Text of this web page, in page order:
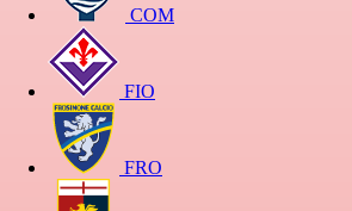
COM
FIO
FRO